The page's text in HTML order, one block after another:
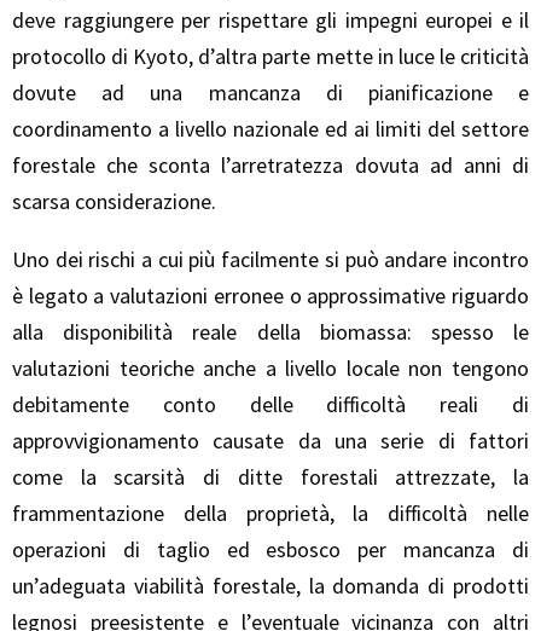
deve raggiungere per rispettare gli impegni europei e il
protocollo di Kyoto, d’altra parte mette in luce le criticità
dovute ad una mancanza di pianificazione e
coordinamento a livello nazionale ed ai limiti del settore
forestale che sconta l’arretratezza dovuta ad anni di
scarsa considerazione.
Uno dei rischi a cui più facilmente si può andare incontro
è legato a valutazioni erronee o approssimative riguardo
alla disponibilità reale della biomassa: spesso le
valutazioni teoriche anche a livello locale non tengono
debitamente conto delle difficoltà reali di
approvvigionamento causate da una serie di fattori
come la scarsità di ditte forestali attrezzate, la
frammentazione della proprietà, la difficoltà nelle
operazioni di taglio ed esbosco per mancanza di
un’adeguata viabilità forestale, la domanda di prodotti
legnosi preesistente e l’eventuale vicinanza con altri